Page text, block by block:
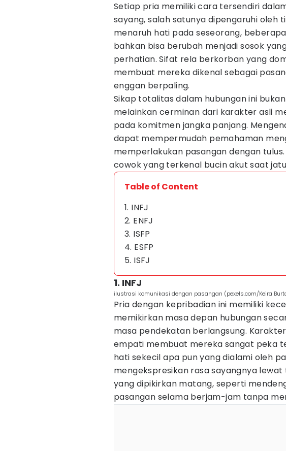
Setiap pria memiliki cara tersendiri
sayang, salah satunya dipengaruhi oleh
menaruh hati pada seseorang,
bahkan bisa berubah menjadi sosok
perhatian. Sifat rela berkorban yang
membuat mereka dikenal sebagai
enggan berpaling.
Sikap totalitas dalam hubungan ini
melainkan cerminan dari karakter asli
pada komitmen jangka panjang.
dapat mempermudah pemahaman
memperlakukan pasangan dengan
cowok yang terkenal bucin akut saat
Table of Content
1. INFJ
2. ENFJ
3. ISFP
4. ESFP
5. ISFJ
1. INFJ
ilustrasi komunikasi dengan pasangan (pexels.com/Keira
Pria dengan kepribadian ini memiliki
memikirkan masa depan hubungan
masa pendekatan berlangsung.
empati membuat mereka sangat peka
hati sekecil apa pun yang dialami oleh
mengekspresikan rasa sayangnya
yang dipikirkan matang, seperti
pasangan selama berjam-jam tanpa